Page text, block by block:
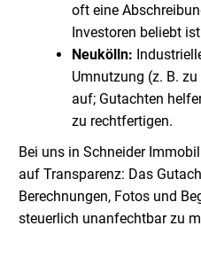
oft eine
Investoren beliebt
Neukölln:
Umnutzung (z. B.
auf; Gutachten
zu rechtfertigen.
Bei uns in Schneider
auf Transparenz: Das
Berechnungen, Fotos und
steuerlich unanfechtbar zu